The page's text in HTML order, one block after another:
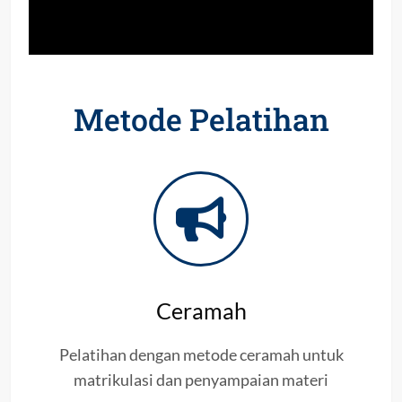
Metode Pelatihan
Ceramah
Pelatihan dengan metode ceramah untuk
matrikulasi dan penyampaian materi